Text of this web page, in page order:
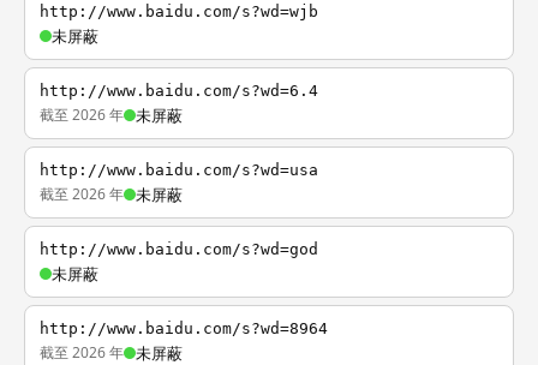
http://www.baidu.com/s?wd=wjb
未屏蔽
http://www.baidu.com/s?wd=6.4
截至 2026 年 未屏蔽
http://www.baidu.com/s?wd=usa
截至 2026 年 未屏蔽
http://www.baidu.com/s?wd=god
未屏蔽
http://www.baidu.com/s?wd=8964
截至 2026 年 未屏蔽